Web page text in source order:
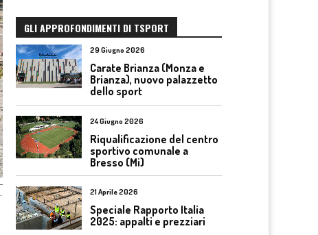
GLI APPROFONDIMENTI DI TSPORT
29 Giugno 2026
Carate Brianza (Monza e
Brianza), nuovo palazzetto
dello sport
24 Giugno 2026
Riqualificazione del centro
sportivo comunale a
Bresso (Mi)
21 Aprile 2026
Speciale Rapporto Italia
2025: appalti e prezziari